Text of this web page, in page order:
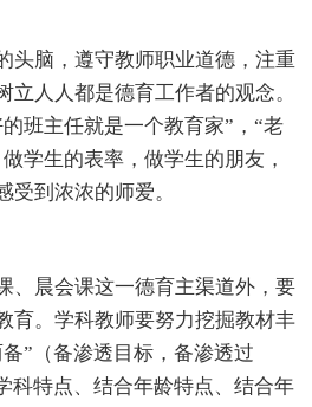
头脑，遵守教师职业道德，注重
立人人都是德育工作者的观念。
班主任就是一个教育家”，“老
学生的表率，做学生的朋友，
受到浓浓的师爱。
、晨会课这一德育主渠道外，要
育。学科教师要努力挖掘教材丰
”（备渗透目标，备渗透过
科特点、结合年龄特点、结合年